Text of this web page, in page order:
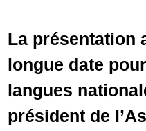
La présentation
longue date
langues
président de